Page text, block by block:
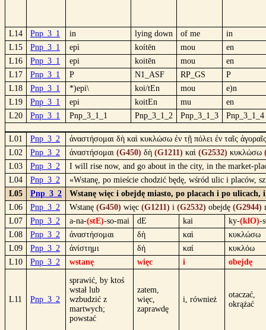
L14 Pnp_3_1 in lying down of me
in
L15
Pnp_3_1 epì koítēn mou
en
L16
Pnp_3_1 epi koitēn mou
en
L17
Pnp_3_1 P N1_ASF RP_GS
P
L18
Pnp_3_1 *)epi\ koi/tEn mou
e)n
L19
Pnp_3_1 epi koitEn mu
en
L20
Pnp_3_1 Pnp_3_1_1 Pnp_3_1_2 Pnp_3_1_3 Pnp_3_1_4
L01 Pnp_3_2
ἀναστήσομαι δὴ καὶ κυκλώσω ἐν τῇ πόλει ἐν ταῖς
L02
Pnp_3_2 ἀναστήσομαι (G450) δὴ (G1211) καὶ (G2532) κυκλώσω
L03
Pnp_3_2
I will rise now, and go about in the city, in the market-
L04
Pnp_3_2
«Wstanę, po mieście chodzić będę, wśród ulic i placów,
L05
Pnp_3_2
Wstanę więc i obejdę miasto, po placach i po ulicach,
L06
Pnp_3_2 Wstanę (G450) więc (G1211) i (G2532) obejdę (G2944)
L07
Pnp_3_2 a-na-(stE)-so-mai dE kai ky-(klO)-
L08
Pnp_3_2 ἀναστήσομαι δὴ καὶ
κυκλώσω
L09
Pnp_3_2 ἀνίστημι δή καί
κυκλόω
L10
Pnp_3_2 wstanę więc i obejdę
L11 Pnp_3_2
sprawić, by ktoś
wstał lub
wzbudzić z
martwych;
powstać
zatem,
więc,
zaprawdę
i, również
otaczać,
okrążać